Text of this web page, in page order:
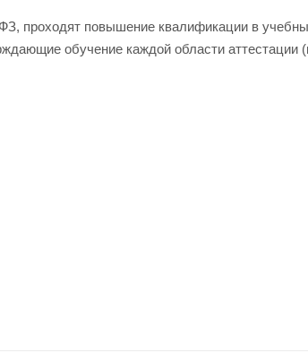
проходят повышение квалификации в
обучение каждой области аттестации